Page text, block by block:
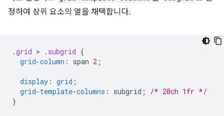
정하여 상위 요소의 열을 채택합니다.
.grid > . subgrid {
grid-column : span 2 ;
display : grid ;
grid-template-columns : subgrid ;
/* 20ch 1fr */
}